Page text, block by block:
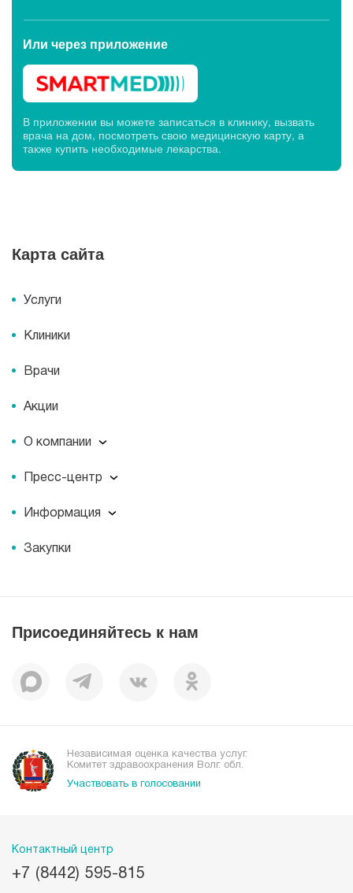
Или через приложение
В приложении вы можете записаться в клинику, вызвать
врача на дом, посмотреть свою медицинскую карту, а
также купить необходимые лекарства.
Карта сайта
Услуги
Клиники
Врачи
Акции
О компании
О компании
История
Документы
Пациентам
Пресс-центр
Пресс-центр
Журнал для пациентов «МЕДСИ СЕГОДНЯ»
Информация
Информация
Закупки
Присоединяйтесь к нам
Независимая оценка качества услуг.
Комитет здравоохранения Волг. обл.
Участвовать в голосовании
Контактный центр
+7 (8442) 595-815